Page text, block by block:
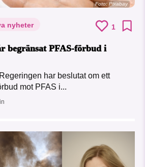
Foto: Pixabay
nyheter 1
begränsat PFAS-förbud i
Regeringen har beslutat om ett
mot PFAS i...